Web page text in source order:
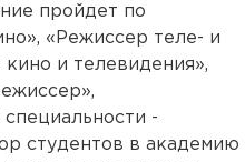
пройдет по
«Режиссер теле- и
и телевидения»,
-
студентов в академию